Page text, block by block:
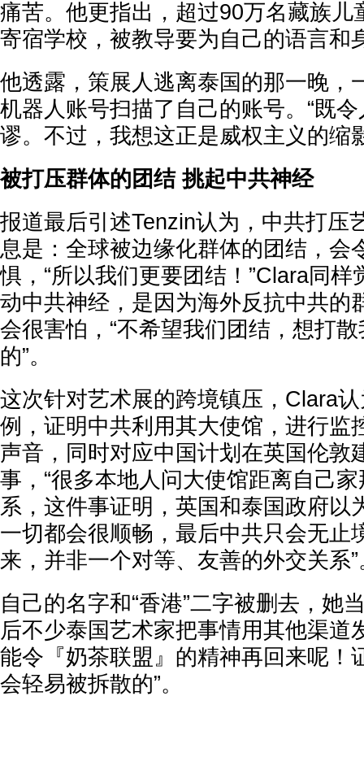
痛苦。他更指出，超过90万名藏族儿
寄宿学校，被教导要为自己的语言和
他透露，策展人逃离泰国的那一晚，
机器人账号扫描了自己的账号。“既
谬。不过，我想这正是威权主义的缩
被打压群体的团结 挑起中共神经
报道最后引述Tenzin认为，中共打压
息是：全球被边缘化群体的团结，会
惧，“所以我们更要团结！”Clara同
动中共神经，是因为海外反抗中共的
会很害怕，“不希望我们团结，想打
的”。
这次针对艺术展的跨境镇压，Clara
例，证明中共利用其大使馆，进行监
声音，同时对应中国计划在英国伦敦
事，“很多本地人问大使馆距离自己
系，这件事证明，英国和泰国政府以
一切都会很顺畅，最后中共只会无止
来，并非一个对等、友善的外交关系”
自己的名字和“香港”二字被删去，她
后不少泰国艺术家把事情用其他渠道
能令『奶茶联盟』的精神再回来呢！
会轻易被拆散的”。